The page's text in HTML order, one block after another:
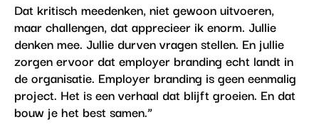
Dat kritisch meedenken, niet gewoon uitvoeren,
maar challengen, dat apprecieer ik enorm. Jullie
denken mee. Jullie durven vragen stellen. En jullie
zorgen ervoor dat employer branding echt landt in
de organisatie. Employer branding is geen eenmalig
project. Het is een verhaal dat blijft groeien. En dat
bouw je het best samen.”